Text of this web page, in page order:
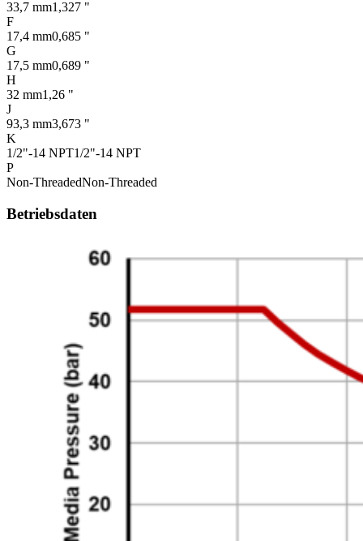
33,7 mm1,327 "
F
17,4 mm0,685 "
G
17,5 mm0,689 "
H
32 mm1,26 "
J
93,3 mm3,673 "
K
1/2"-14 NPT1/2"-14 NPT
P
Non-ThreadedNon-Threaded
Betriebsdaten